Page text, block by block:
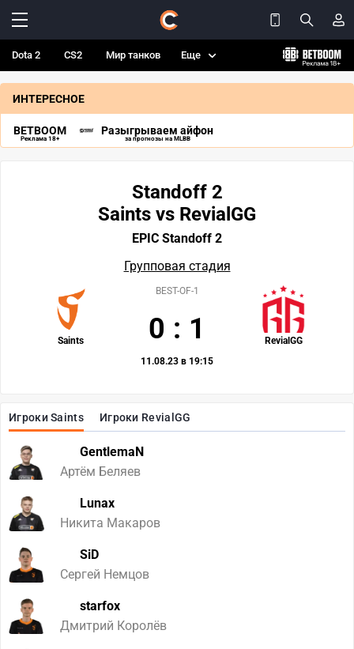
Dota 2 CS2 Мир танков Еще
ИНТЕРЕСНОЕ
BETBOOM
Реклама 18+
Разыгрываем айфон
за прогнозы на MLBB
Игроки Saints Игроки RevialGG
GentlemaN
Артём Беляев
Lunax
Никита Макаров
SiD
Сергей Немцов
starfox
Дмитрий Королёв
Standoff 2
Saints vs RevialGG
EPIC Standoff 2
Групповая стадия
Saints RevialGG
BEST-OF-1
0 : 1
11.08.23 в 19:15